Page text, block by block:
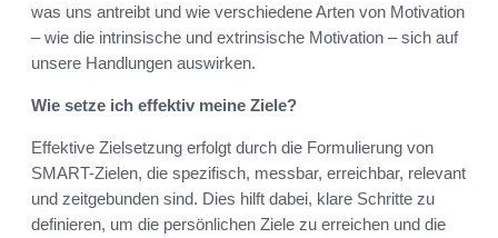
was uns antreibt und wie verschiedene Arten von Motivation
– wie die intrinsische und extrinsische Motivation – sich auf
unsere Handlungen auswirken.
Wie setze ich effektiv meine Ziele?
Effektive Zielsetzung erfolgt durch die Formulierung von
SMART-Zielen, die spezifisch, messbar, erreichbar, relevant
und zeitgebunden sind. Dies hilft dabei, klare Schritte zu
definieren, um die persönlichen Ziele zu erreichen und die